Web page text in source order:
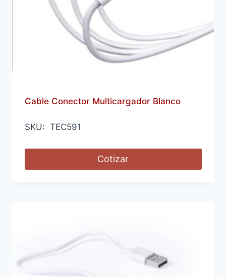
Cable Conector Multicargador Blanco
SKU: TEC591
Cotizar